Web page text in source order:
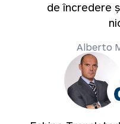
de încredere
Alberto